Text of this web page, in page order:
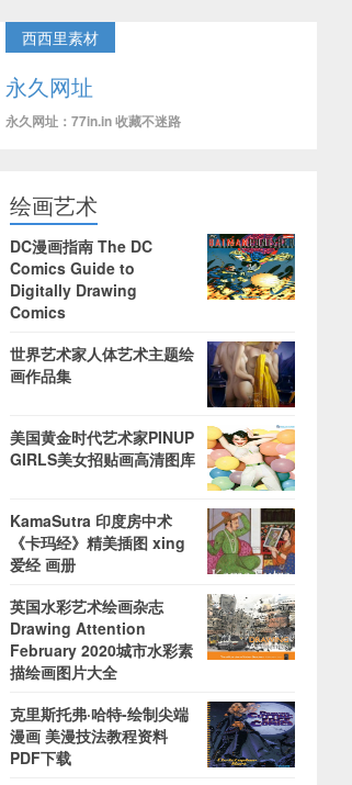
西西里素材
永久网址
永久网址：77in.in 收藏不迷路
绘画艺术
DC漫画指南 The DC
Comics Guide to
Digitally Drawing
Comics
世界艺术家人体艺术主题绘
画作品集
美国黄金时代艺术家PINUP
GIRLS美女招贴画高清图库
KamaSutra 印度房中术
《卡玛经》精美插图 xing
爱经 画册
英国水彩艺术绘画杂志
Drawing Attention
February 2020城市水彩素
描绘画图片大全
克里斯托弗·哈特-绘制尖端
漫画 美漫技法教程资料
PDF下载